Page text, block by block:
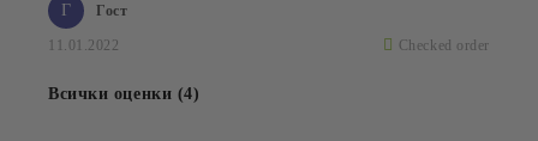
Г Гост
11.01.2022 Checked order
Всички оценки (4)